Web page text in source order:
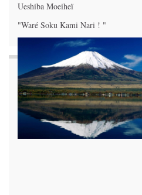
Ueshiba Moeiheï
"Waré Soku Kami Nari ! "